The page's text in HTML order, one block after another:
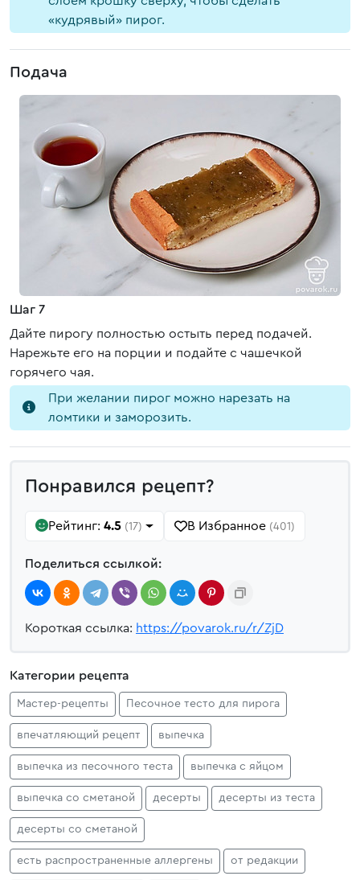
«кудрявый» пирог.
Подача
Шаг 7
Дайте пирогу полностью остыть перед подачей.
Нарежьте его на порции и подайте с чашечкой
горячего чая.
При желании пирог можно нарезать на
ломтики и заморозить.
Понравился рецепт?
Рейтинг: 4.5 (17) В Избранное (401)
Поделиться ссылкой:
Короткая ссылка: https://povarok.ru/r/ZjD
Категории рецепта
Мастер-рецепты Песочное тесто для пирога
впечатляющий рецепт выпечка
выпечка из песочного теста выпечка с яйцом
выпечка со сметаной десерты десерты из теста
десерты со сметаной
есть распространенные аллергены от редакции